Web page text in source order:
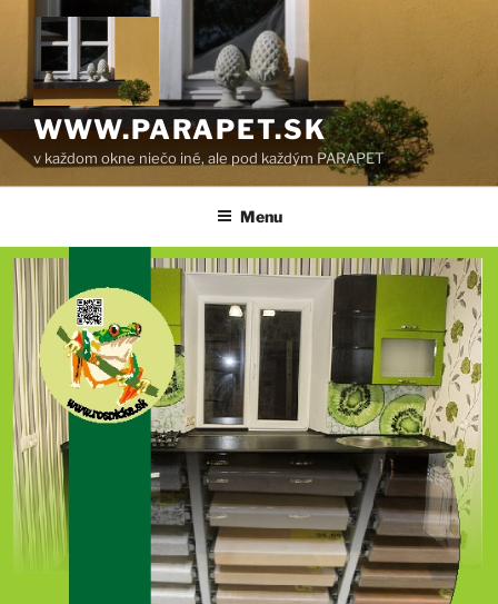
Prejsť
obsah
WWW.PARAPET.SK
v každom okne niečo iné, ale pod každým PARAPET
Menu